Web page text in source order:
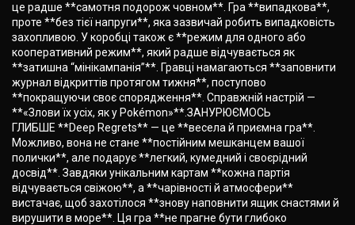
це радше **самотня подорож човном**. Гра **випадкова**,
проте **без тієї напруги**, яка зазвичай робить випадковість
захопливою. У коробці також є **режим для одного або
кооперативний режим**, який радше відчувається як
**затишна “мінікампанія”**. Гравці намагаються **заповнити
журнал відкриттів протягом тижня**, поступово
**покращуючи своє спорядження**. Справжній настрій —
**«Злови їх усіх, як у Pokémon»**.ЗАНУРЮЄМОСЬ
ГЛИБШЕ **Deep Regrets** — це **весела й приємна гра**.
Можливо, вона не стане **постійним мешканцем вашої
полички**, але подарує **легкий, кумедний і своєрідний
досвід**. Завдяки унікальним картам **кожна партія
відчувається свіжою**, а **чарівності й атмосфери**
вистачає, щоб захотілося **знову наповнити ящик снастями й
вирушити в море**. Ця гра **не прагне бути глибоко